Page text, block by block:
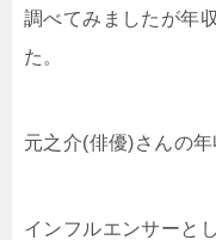
調べてみましたが年
た。
元之介(俳優)さんの
インフルエンサーと